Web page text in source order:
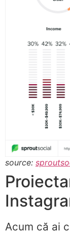
source:
Acum că ai